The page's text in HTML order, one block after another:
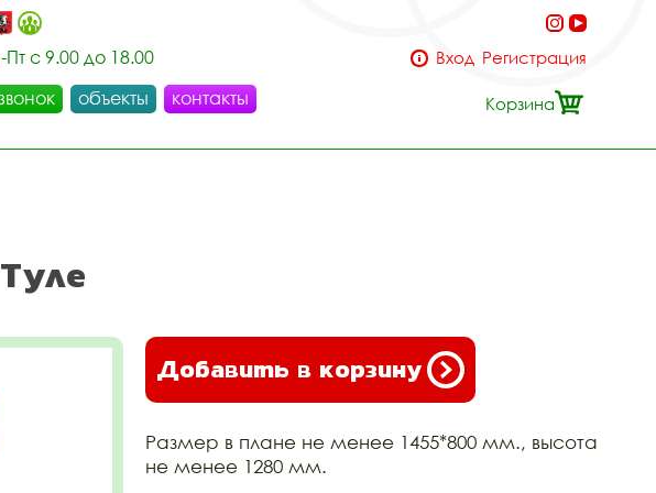
Пт с 9.00 до 18.00
объекты контакты
Вход Регистрация
Корзина
Добавить в корзину
Размер в плане не менее 1455*800 мм., высота
не менее 1280 мм.